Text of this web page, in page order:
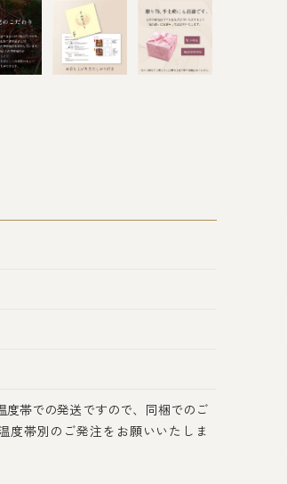
帯での発送ですので、同梱でのご
度帯別のご発注をお願いいたしま